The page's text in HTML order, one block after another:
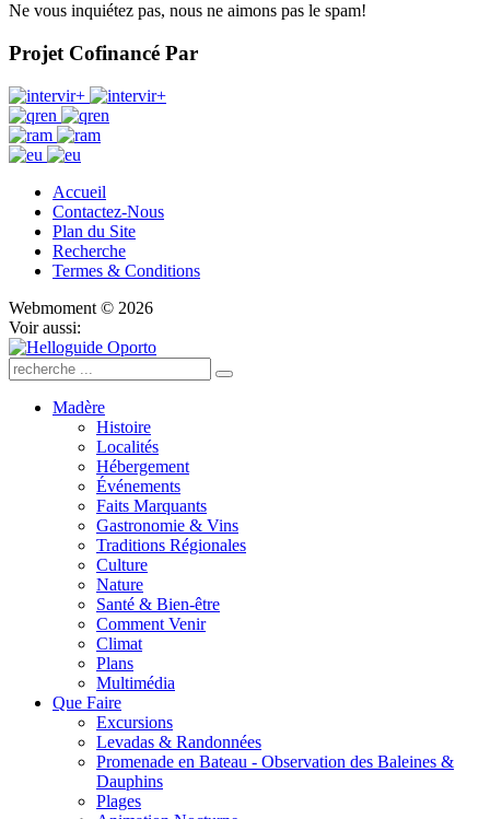
Ne vous inquiétez pas, nous ne aimons pas le spam!
Projet Cofinancé Par
Accueil
Contactez-Nous
Plan du Site
Recherche
Termes & Conditions
Webmoment © 2026
Voir aussi:
Madère
Histoire
Localités
Hébergement
Événements
Faits Marquants
Gastronomie & Vins
Traditions Régionales
Culture
Nature
Santé & Bien-être
Comment Venir
Climat
Plans
Multimédia
Que Faire
Excursions
Levadas & Randonnées
Promenade en Bateau - Observation des Baleines &
Dauphins
Plages